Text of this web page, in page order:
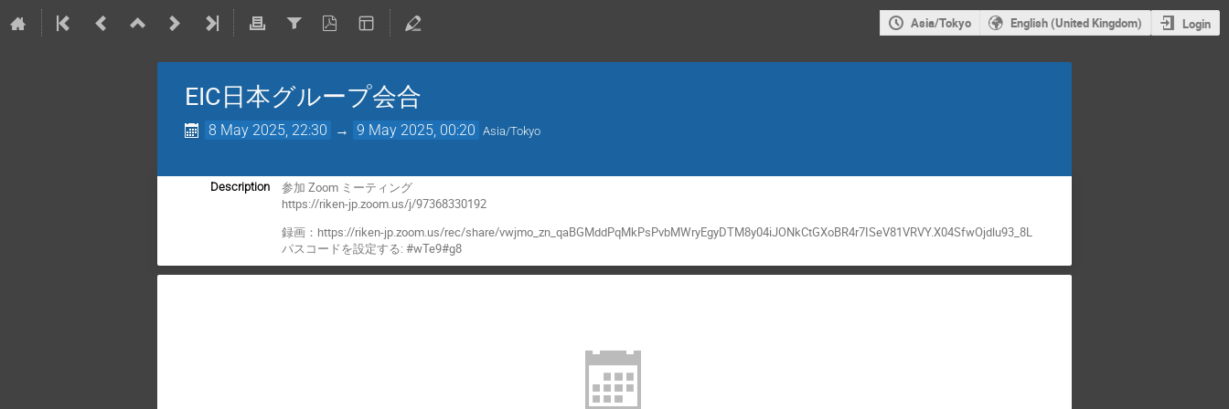
Asia/Tokyo English (United Kingdom) Login
EIC日本グループ会合
8 May 2025, 22:30 → 9 May 2025, 00:20 Asia/Tokyo
Description
参加 Zoom ミーティング
https://riken-jp.zoom.us/j/97368330192
録画：https://riken-jp.zoom.us/rec/share/vwjmo_zn_qaBGMddPqMkPsPvbMWryEgyDTM8y04iJONkCtGXoBR4r7ISeV81VRVY.X04SfwOjdlu93_8L
パスコードを設定する: #wTe9#g8